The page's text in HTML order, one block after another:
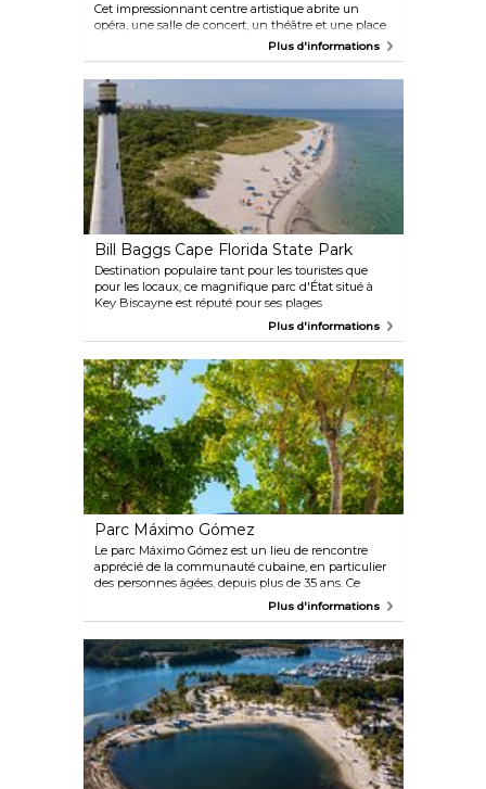
Cet impressionnant centre artistique abrite un
opéra, une salle de concert, un théâtre et une place
extérieure qui, combinés, permettent un flux
ininterrompu de spectacles et de performances de
musicales, concerts et ballets de Broadway
promettent déjà des performances artistiques hors
pair, les visites gratuites du centre offrent
également des expériences inoubliables.
Plus d'informations
Bill Baggs Cape Florida State Park
Destination populaire tant pour les touristes que
pour les locaux, ce magnifique parc d'État situé à
Key Biscayne est réputé pour ses plages
immaculées, qui ont été reconnues parmi les 10 plus
est également une attraction... phare. Les visiteurs
peuvent explorer les sentiers pittoresques du parc
qui offrent une vue imprenable sur les toits du
centre-ville de Miami, et pratiquer des activités en
plein air telles que la randonnée à pied ou à vélo. La
pêche et les pique-niques sont également des
valeurs sûres, permettant un mélange parfait
d'aventure et de détente.
Plus d'informations
Parc Máximo Gómez
Le parc Máximo Gómez est un lieu de rencontre
apprécié de la communauté cubaine, en particulier
des personnes âgées, depuis plus de 35 ans. Ce
monument de Little Havana est célèbre pour être
Domino Park. Dans cette ambiance animée, tous les
sujets sont évoqués autour d'un café, des questions
politiques aux ragots de quartier.
Plus d'informations